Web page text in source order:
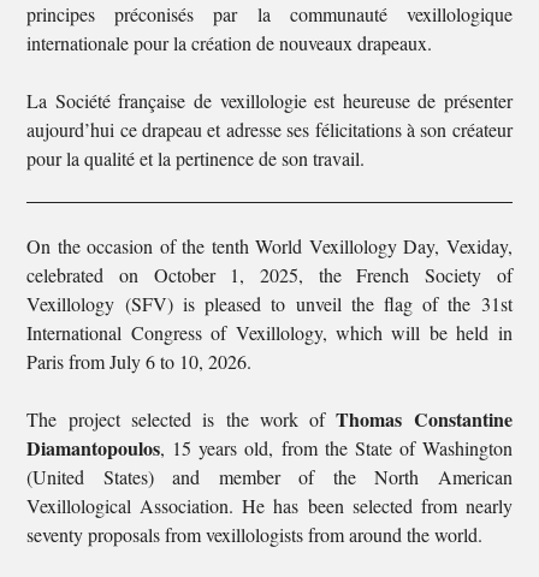
principes préconisés par la communauté vexillologique
internationale pour la création de nouveaux drapeaux.
La Société française de vexillologie est heureuse de présenter
aujourd’hui ce drapeau et adresse ses félicitations à son créateur
pour la qualité et la pertinence de son travail.
On the occasion of the tenth World Vexillology Day, Vexiday,
celebrated on October 1, 2025, the French Society of
Vexillology (SFV) is pleased to unveil the flag of the 31st
International Congress of Vexillology, which will be held in
Paris from July 6 to 10, 2026.
The project selected is the work ofThomas Constantine
Diamantopoulos, 15 years old, from the State of Washington
(United States) and member of the North American
Vexillological Association. He has been selected from nearly
seventy proposals from vexillologists from around the world.